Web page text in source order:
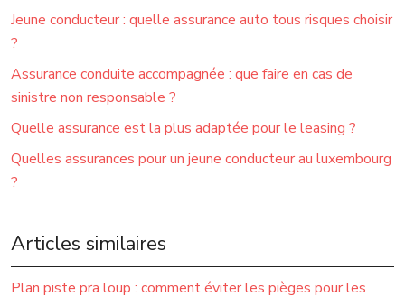
Jeune conducteur : quelle assurance auto tous risques choisir
?
Assurance conduite accompagnée : que faire en cas de
sinistre non responsable ?
Quelle assurance est la plus adaptée pour le leasing ?
Quelles assurances pour un jeune conducteur au luxembourg
?
Articles similaires
Plan piste pra loup : comment éviter les pièges pour les